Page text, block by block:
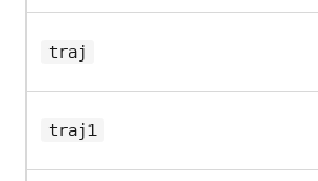
traj
traj1